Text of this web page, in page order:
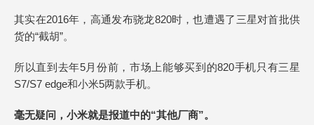
其实在2016年，高通发布骁龙820时，也遭遇了三星对首批供
货的“截胡”。
所以直到去年5月份前，市场上能够买到的820手机只有三星
S7/S7 edge和小米5两款手机。
毫无疑问，小米就是报道中的“其他厂商”。